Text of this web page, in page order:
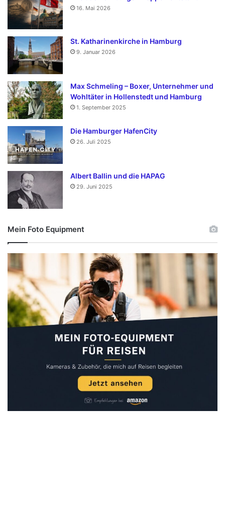
16. Mai 2026
St. Katharinenkirche in Hamburg
9. Januar 2026
Max Schmeling – Boxer, Unternehmer und
Wohltäter in Hollenstedt und Hamburg
1. September 2025
Die Hamburger HafenCity
26. Juli 2025
Albert Ballin und die HAPAG
29. Juni 2025
Mein Foto Equipment